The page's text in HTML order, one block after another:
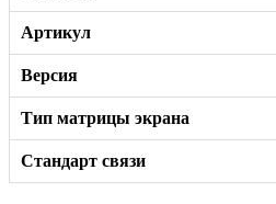
Артикул
Версия
Тип матрицы экрана
Стандарт связи